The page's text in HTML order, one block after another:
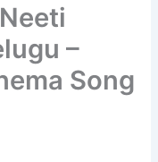
–
Song